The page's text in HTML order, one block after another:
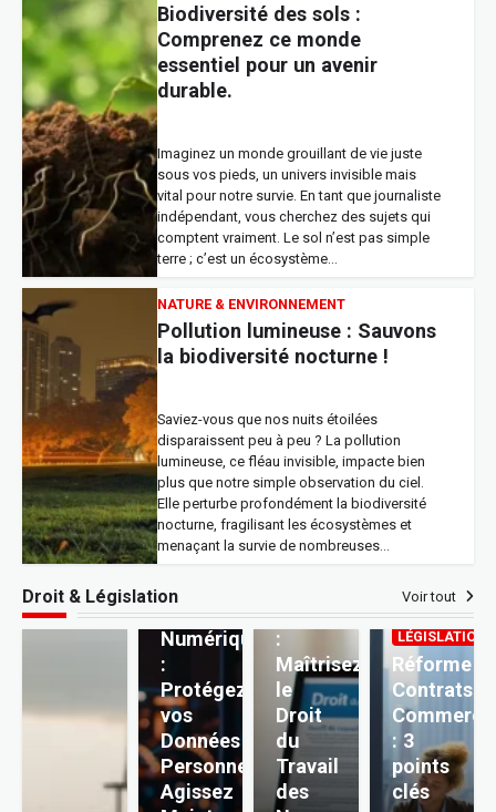
Les mariages royaux, événements
grandioses et chargés d’histoire, fascinent
depuis toujours. Plus que de simples unions
entre deux personnes, ils représentent
époque. De l’influence de la religion aux…
Biodiversité des sols :
Comprenez ce monde
essentiel pour un avenir
durable.
Imaginez un monde grouillant de vie juste
sous vos pieds, un univers invisible mais
vital pour notre survie. En tant que journaliste
indépendant, vous cherchez des sujets qui
comptent vraiment. Le sol n’est pas simple
terre ; c’est un écosystème…
NATURE & ENVIRONNEMENT
Pollution lumineuse : Sauvons
la biodiversité nocturne !
Saviez-vous que nos nuits étoilées
disparaissent peu à peu ? La pollution
lumineuse, ce fléau invisible, impacte bien
plus que notre simple observation du ciel.
Elle perturbe profondément la biodiversité
nocturne, fragilisant les écosystèmes et
menaçant la survie de nombreuses…
Droit & Législation Voir tout
DROIT &
LÉGISLATION
Vie
Privée
Numérique
:
Protégez
vos
Données
Personnelles,
Agissez
DROIT &
Télétravail
:
Maîtrisez
le
Droit
du
Travail
des
DROIT &
LÉGISLATION
Réforme
Contrats
: 3
points
clés